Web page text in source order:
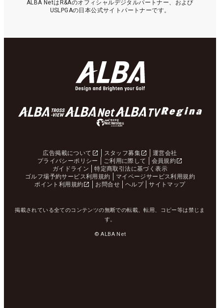
ALBA NetはR&Aのオフィシャルデジタルパートナー、および
USLPGAの日本公式サイトパートナーです。
広告掲載について スタッフ募集
運営会社
プライバシーポリシー
ご利用に際して
会員規約
ガイドライン
特定商取引法に基づく表示
ゴルフ場予約サービス利用規約
マイページサービス利用規約
ポイント利用規約
お問合せ ヘルプ サイトマップ
掲載されている全てのコンテンツの無断での転載、転用、コピー等は禁じま
す。
© ALBA Net